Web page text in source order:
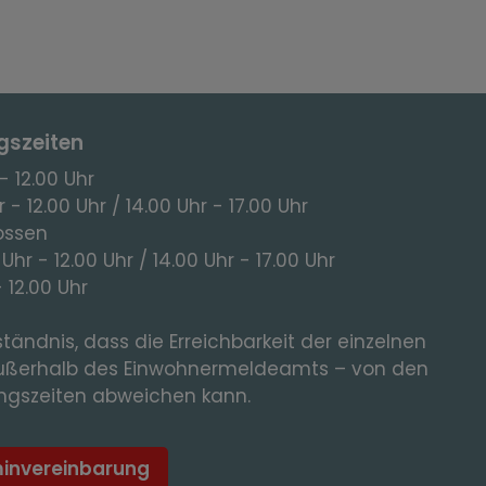
12.00 Uhr
- 12.00 Uhr / 14.00 Uhr - 17.00 Uhr
- 12.00 Uhr / 14.00 Uhr - 17.00 Uhr
Uhr
dass die Erreichbarkeit der einzelnen
des Einwohnermeldeamts – von den
abweichen kann.